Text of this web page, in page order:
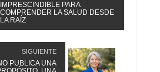
IMPRESCINDIBLE PARA
COMPRENDER LA SALUD DESDE
LA RAÍZ
SIGUIENTE
PUBLICA UNA